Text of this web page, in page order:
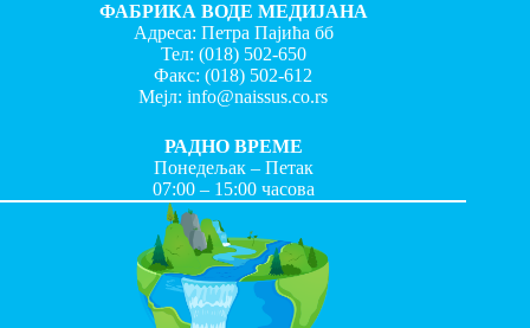
ФАБРИКА ВОДЕ МЕДИЈАНА
Адреса: Петра Пајића бб
Тел: (018) 502-650
Факс:(018) 502-612
Мејл:info@naissus.co.rs
РАДНО ВРЕМЕ
Понедељак – Петак
07:00 – 15:00 часова